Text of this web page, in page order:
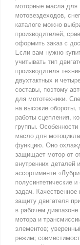
моторные масла для
мотовездеходов,
каталоге можно
производителей,
оформить заказ с
Если вам нужно
учитывать тип
производителя
двухтактных и
составы, поэтому
для мототехники.
на высокие обороты,
работы сцепления,
группы.
масло для
функцию. Оно
защищает мотор от
внутренних деталей
ассортименте
полусинтетические
задач.
защиту двигателя
в рабочем
мотора и
элементов;
режим;